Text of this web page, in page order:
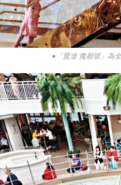
●「愛達·魔都號」為